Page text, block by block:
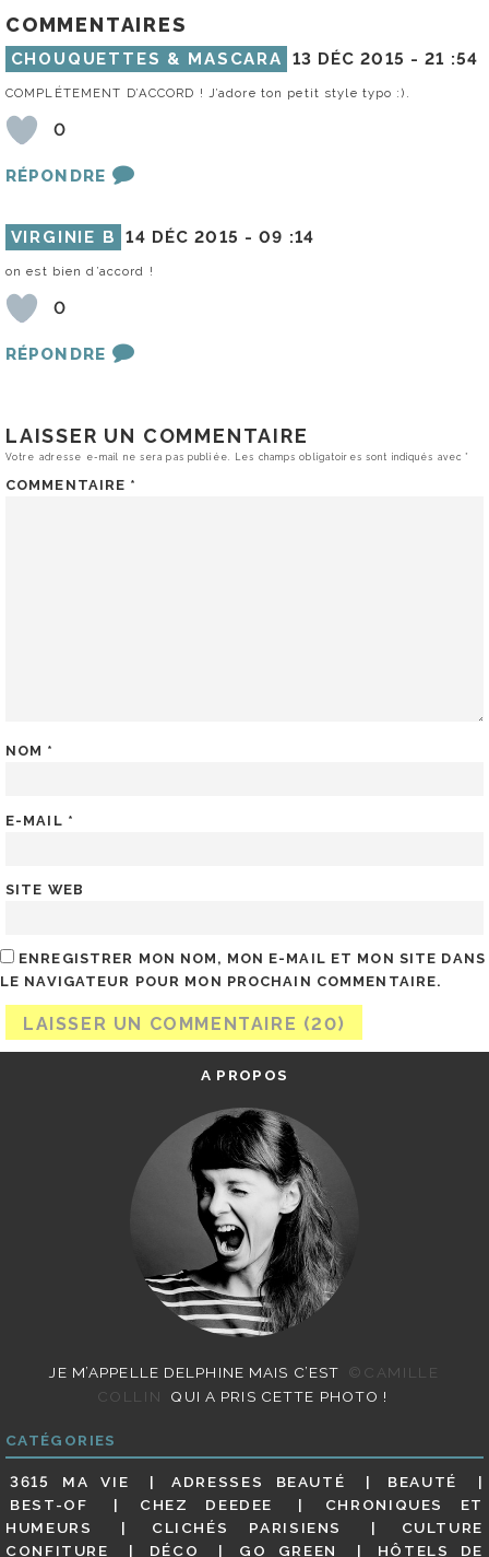
COMMENTAIRES
CHOUQUETTES & MASCARA 13 DÉC 2015 -21 :54
COMPLÉTEMENT D’ACCORD ! J’adore ton petit style typo :).
0
RÉPONDRE
VIRGINIE B 14 DÉC 2015 -09 :14
on est bien d’accord !
0
RÉPONDRE
LAISSER UN COMMENTAIRE
Votre adresse e-mail ne sera pas publiée. Les champs obligatoires sont indiqués avec*
COMMENTAIRE *
NOM *
E-MAIL *
SITE WEB
ENREGISTRER MON NOM, MON E-MAIL ET MON SITE DANS
LE NAVIGATEUR POUR MON PROCHAIN COMMENTAIRE.
A PROPOS
JE M’APPELLE DELPHINE MAIS C’EST
©CAMILLE
COLLIN
QUI A PRIS CETTE PHOTO !
CATÉGORIES
3615 MA VIE ADRESSES BEAUTÉ
BEAUTÉ
BEST-OF
CHEZ DEEDEE
CHRONIQUES ET
HUMEURS
CLICHÉS PARISIENS
CULTURE
CONFITURE
DÉCO GO GREEN HÔTELS DE